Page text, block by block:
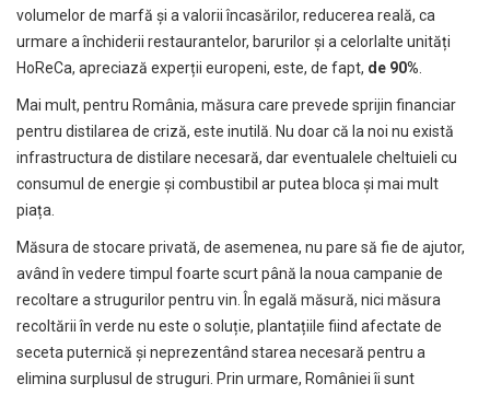
volumelor de marfă și a valorii încasărilor, reducerea reală, ca
urmare a închiderii restaurantelor, barurilor și a celorlalte unități
HoReCa, apreciază experții europeni, este, de fapt, de 90%
Mai mult, pentru România, măsura care prevede sprijin financiar
pentru distilarea de criză, este inutilă. Nu doar că la noi nu există
infrastructura de distilare necesară, dar eventualele cheltuieli cu
consumul de energie și combustibil ar putea bloca și mai mult
piața.
Măsura de stocare privată, de asemenea, nu pare să fie de ajutor,
având în vedere timpul foarte scurt până la noua campanie de
recoltare a strugurilor pentru vin. În egală măsură, nici măsura
recoltării în verde nu este o soluție, plantațiile fiind afectate de
seceta puternică și neprezentând starea necesară pentru a
elimina surplusul de struguri. Prin urmare, României îi sunt